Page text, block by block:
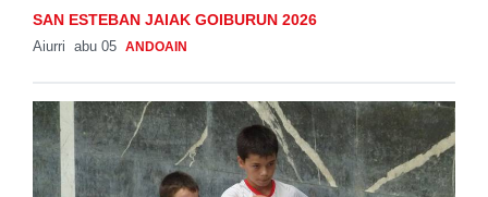
SAN ESTEBAN JAIAK GOIBURUN 2026
Aiurri abu 05 ANDOAIN